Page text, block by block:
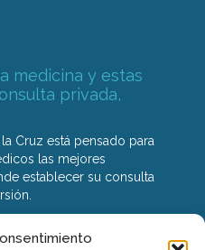
medicina y estas
privada,
Cruz está pensado para
las mejores
establecer su consulta